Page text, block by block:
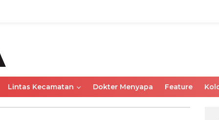
Lintas Kecamatan Dokter Menyapa Feature